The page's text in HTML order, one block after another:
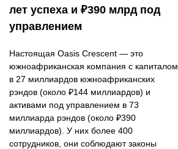
лет успеха и ₽390 млрд под
управлением
Настоящая Oasis Crescent — это
южноафриканская компания с капиталом
в 27 миллиардов южноафриканских
рэндов (около ₽144 миллиардов) и
активами под управлением в 73
миллиарда рэндов (около ₽390
миллиардов). У них более 400
сотрудников, они соблюдают законы